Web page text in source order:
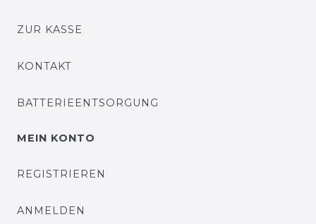
ZUR KASSE
KONTAKT
BATTERIEENTSORGUNG
MEIN KONTO
REGISTRIEREN
ANMELDEN